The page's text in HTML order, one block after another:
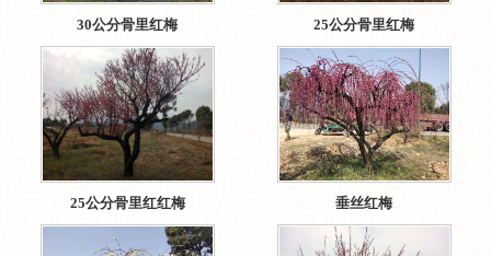
30公分骨里红梅 25公分骨里红梅
25公分骨里红红梅 垂丝红梅